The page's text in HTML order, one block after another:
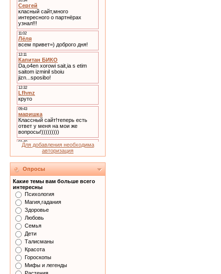
Для добавления необходима
авторизация
Опросы
Какие темы вам больше всего
интересны
Психология
Магия,гадания
Здоровье
Любовь
Семья
Дети
Талисманы
Красота
Гороскопы
Мифы и легенды